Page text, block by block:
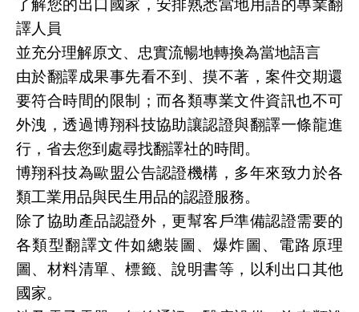
了解您的出口國家，安排熟悉當地用語的專業翻
譯人員
並充分理解原文、忠實流暢地轉換為當地語言
由於翻譯成果事先看不到、摸不著，案件交期還
要符合時間的限制；而各類專業文件資訊也不可
外洩，透過博翔科技協助讓認證與翻譯一條龍進
行，省去您到處尋找翻譯社的時間。
博翔科技為歐盟公告認證機構，多年來致力於各
類工業用品與民生用品的認證服務。
除了協助產品認證外，更幫客戶準備認證需要的
各類型翻譯文件如總裝圖、爆炸圖、電路原理
圖、材料清單、標籤、說明書等，以利出口其他
國家。